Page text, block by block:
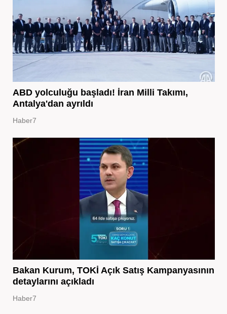
ABD yolculuğu başladı! İran Milli Takımı,
Antalya'dan ayrıldı
Haber7
Bakan Kurum, TOKİ Açık Satış Kampanyasının
detaylarını açıkladı
Haber7